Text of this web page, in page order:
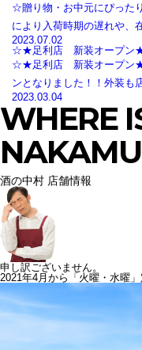
☆贈り物・お中元にぴっ
により入荷時期の遅れや、
2023.07.02
☆★足利店 新装オープ
☆★足利店 新装オープン
ンとなりました！！外装も
2023.03.04
WHERE
酒の中村 店舗情報
申し訳ございません。
2021年4月から「火曜・水曜」